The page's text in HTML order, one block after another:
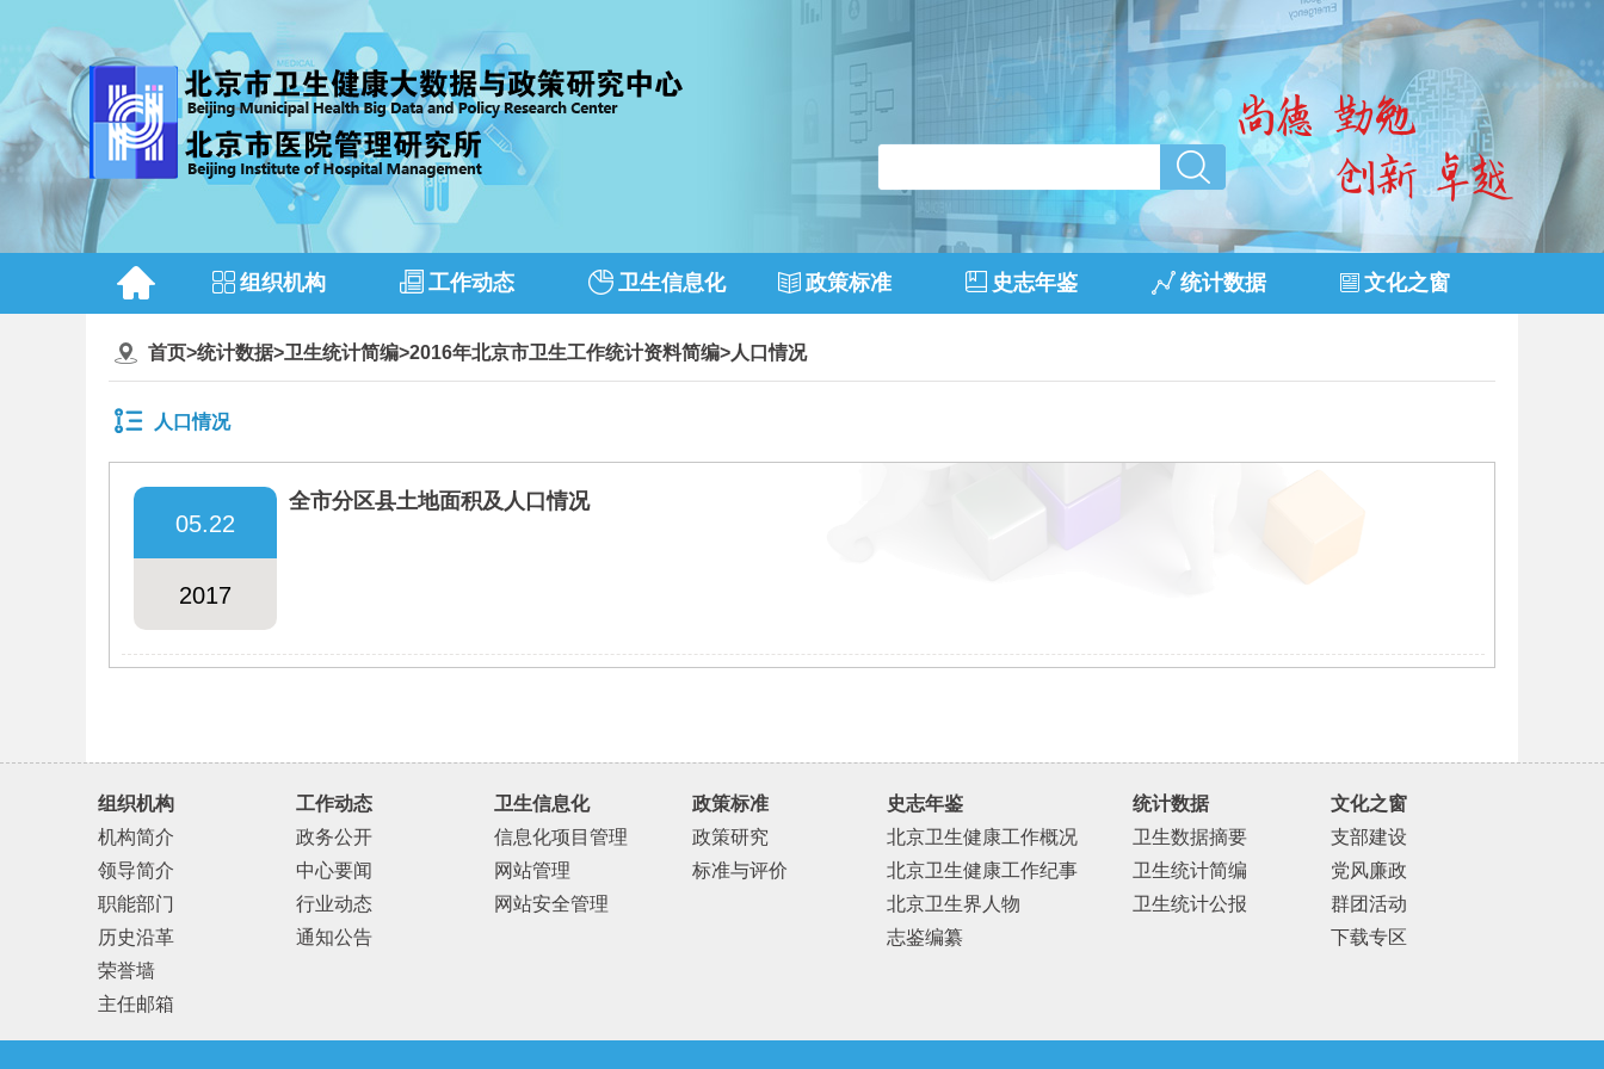
组织机构 工作动态 卫生信息化 政策标准 史志年鉴 统计数据 文化之窗
首页>统计数据>卫生统计简编>2016年北京市卫生工作统计资料简编>人口情况
人口情况
05.22
2017
全市分区县土地面积及人口情况
组织机构
机构简介
领导简介
职能部门
历史沿革
荣誉墙
主任邮箱
工作动态
政务公开
中心要闻
行业动态
通知公告
卫生信息化
信息化项目管理
网站管理
网站安全管理
政策标准
政策研究
标准与评价
史志年鉴
北京卫生健康工作概况
北京卫生健康工作纪事
北京卫生界人物
志鉴编纂
统计数据
卫生数据摘要
卫生统计简编
卫生统计公报
文化之窗
支部建设
党风廉政
群团活动
下载专区